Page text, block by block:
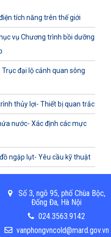
tích năng trên thế giới
vụ Chương trình bồi dưỡng
đại lộ cảnh quan sông
thủy lợi- Thiết bị quan trắc
nước- Xác định các mực
ngập lụt- Yêu cầu kỹ thuật
Số 3, ngõ 95, phố Chùa Bộc,
Đống Đa, Hà Nội
024.3563.9142
vanphongvncold@mard.gov.vn